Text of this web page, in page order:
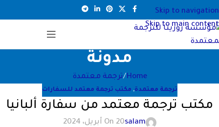
Skip to navigation
Skip to main content
مدونة
Home ترجمة معتمدة
ترجمة معتمدة, مكتب ترجمة معتمد للسفارات
مكتب ترجمة معتمد من سفارة ألبانيا
salamOn 20 أبريل، 2024